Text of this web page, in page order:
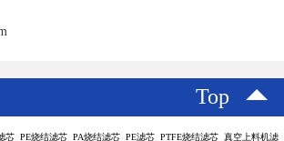
Top
芯 PE烧结滤芯 PA烧结滤芯 PE滤芯 PTFE烧结滤芯 真空上料机滤